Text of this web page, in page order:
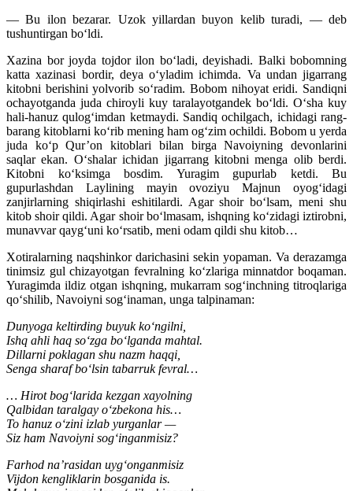
— Bu ilon bezarar. Uzok yillardan buyon kelib turadi, — deb
tushuntirgan bo‘ldi.
Xazina bor joyda tojdor ilon bo‘ladi, deyishadi. Balki bobomning
katta xazinasi bordir, deya o‘yladim ichimda. Va undan jigarrang
kitobni berishini yolvorib so‘radim. Bobom nihoyat eridi. Sandiqni
ochayotganda juda chiroyli kuy taralayotgandek bo‘ldi. O‘sha kuy
hali-hanuz qulog‘imdan ketmaydi. Sandiq ochilgach, ichidagi rang-
barang kitoblarni ko‘rib mening ham og‘zim ochildi. Bobom u yerda
juda ko‘p Qur’on kitoblari bilan birga Navoiyning devonlarini
saqlar ekan. O‘shalar ichidan jigarrang kitobni menga olib berdi.
Kitobni ko‘ksimga bosdim. Yuragim gupurlab ketdi. Bu
gupurlashdan Laylining mayin ovoziyu Majnun oyog‘idagi
zanjirlarning shiqirlashi eshitilardi. Agar shoir bo‘lsam, meni shu
kitob shoir qildi. Agar shoir bo‘lmasam, ishqning ko‘zidagi iztirobni,
munavvar qayg‘uni ko‘rsatib, meni odam qildi shu kitob…
Xotiralarning naqshinkor darichasini sekin yopaman. Va derazamga
tinimsiz gul chizayotgan fevralning ko‘zlariga minnatdor boqaman.
Yuragimda ildiz otgan ishqning, mukarram sog‘inchning titroqlariga
qo‘shilib, Navoiyni sog‘inaman, unga talpinaman:
Dunyoga keltirding buyuk ko‘ngilni,
Ishq ahli haq so‘zga bo‘lganda mahtal.
Dillarni poklagan shu nazm haqqi,
Senga sharaf bo‘lsin tabarruk fevral…
… Hirot bog‘larida kezgan xayolning
Qalbidan taralgay o‘zbekona his…
To hanuz o‘zini izlab yurganlar —
Siz ham Navoiyni sog‘inganmisiz?
Farhod na’rasidan uyg‘onganmisiz
Vijdon kengliklarin bosganida is.